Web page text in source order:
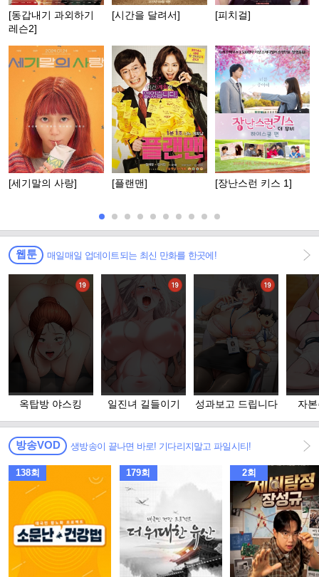
[동갑내기 과외하기
레슨2]
[시간을 달려서] [피치걸]
[세기말의 사랑] [플랜맨] [장난스런 키스 1]
웹툰 매일매일 업데이트되는 최신 만화를 한곳에!
옥탑방 야스킹 일진녀 길들이기 성과보고 드립니다 자
방송VOD 생방송이 끝나면 바로! 기다리지말고 파일시티!
138회 179회 2회